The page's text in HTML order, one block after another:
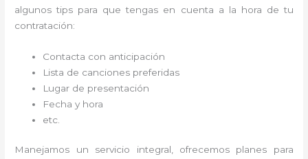
algunos tips para que tengas en cuenta a la hora de tu
contratación:
Contacta con anticipación
Lista de canciones preferidas
Lugar de presentación
Fecha y hora
etc.
Manejamos un servicio integral, ofrecemos planes para